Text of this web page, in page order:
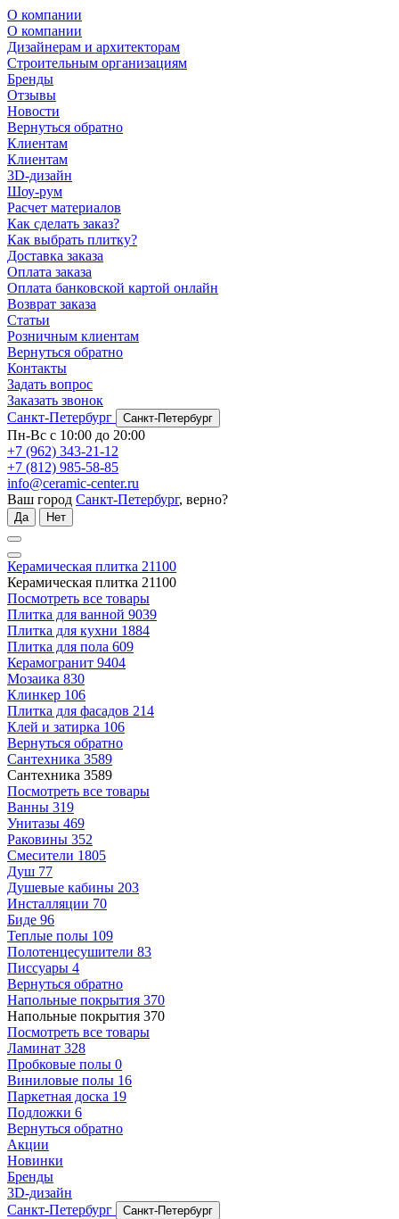
О компании
О компании
Дизайнерам и архитекторам
Строительным организациям
Бренды
Отзывы
Новости
Вернуться обратно
Клиентам
Клиентам
3D-дизайн
Шоу-рум
Расчет материалов
Как сделать заказ?
Как выбрать плитку?
Доставка заказа
Оплата заказа
Оплата банковской картой онлайн
Возврат заказа
Статьи
Розничным клиентам
Вернуться обратно
Контакты
Задать вопрос
Заказать звонок
Санкт-Петербург
Санкт-Петербург
Пн-Вс с 10:00 до 20:00
+7 (962) 343-21-12
+7 (812) 985-58-85
info@ceramic-center.ru
Ваш город Санкт-Петербург, верно?
Да Нет
Керамическая плитка 21100
Керамическая плитка 21100
Посмотреть все товары
Плитка для ванной 9039
Плитка для кухни 1884
Плитка для пола 609
Керамогранит 9404
Мозаика 830
Клинкер 106
Плитка для фасадов 214
Клей и затирка 106
Вернуться обратно
Сантехника 3589
Сантехника 3589
Посмотреть все товары
Ванны 319
Унитазы 469
Раковины 352
Смесители 1805
Душ 77
Душевые кабины 203
Инсталляции 70
Биде 96
Теплые полы 109
Полотенцесушители 83
Писсуары 4
Вернуться обратно
Напольные покрытия 370
Напольные покрытия 370
Посмотреть все товары
Ламинат 328
Пробковые полы 0
Виниловые полы 16
Паркетная доска 19
Подложки 6
Вернуться обратно
Акции
Новинки
Бренды
3D-дизайн
Санкт-Петербург
Санкт-Петербург